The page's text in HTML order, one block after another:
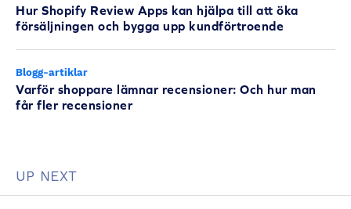
Hur Shopify Review Apps kan hjälpa till att öka
försäljningen och bygga upp kundförtroende
Blogg-artiklar
Varför shoppare lämnar recensioner: Och hur man
får fler recensioner
UP NEXT